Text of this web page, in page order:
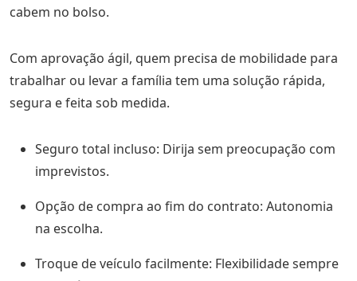
cabem no bolso.
Com aprovação ágil, quem precisa de mobilidade para
trabalhar ou levar a família tem uma solução rápida,
segura e feita sob medida.
Seguro total incluso: Dirija sem preocupação com
imprevistos.
Opção de compra ao fim do contrato: Autonomia
na escolha.
Troque de veículo facilmente: Flexibilidade sempre